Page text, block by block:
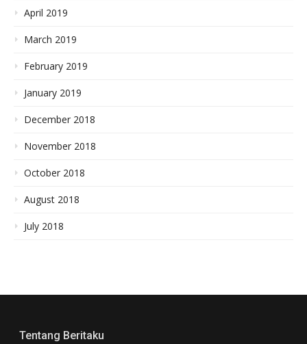
April 2019
March 2019
February 2019
January 2019
December 2018
November 2018
October 2018
August 2018
July 2018
Tentang Beritaku